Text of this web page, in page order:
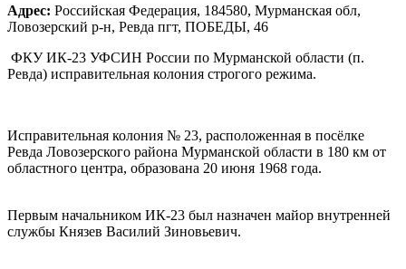
Адрес: Российская Федерация, 184580, Мурманская обл,
Ловозерский р-н, Ревда пгт, ПОБЕДЫ, 46
ФКУ ИК-23 УФСИН России по Мурманской области (п.
Ревда) исправительная колония строгого режима.
Исправительная колония № 23, расположенная в посёлке
Ревда Ловозерского района Мурманской области в 180 км от
областного центра, образована 20 июня 1968 года.
Первым начальником ИК-23 был назначен майор внутренней
службы Князев Василий Зиновьевич.